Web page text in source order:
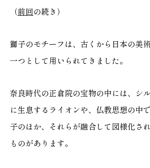
（前回の続き）
獅子のモチーフは、古くから日本の美
一つとして用いられてきました。
奈良時代の正倉院の宝物の中には、シ
に生息するライオンや、仏教思想の中
子のほか、それらが融合して図様化さ
ものがあります。